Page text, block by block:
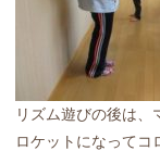
リズム遊びの後は、
ロケットになって